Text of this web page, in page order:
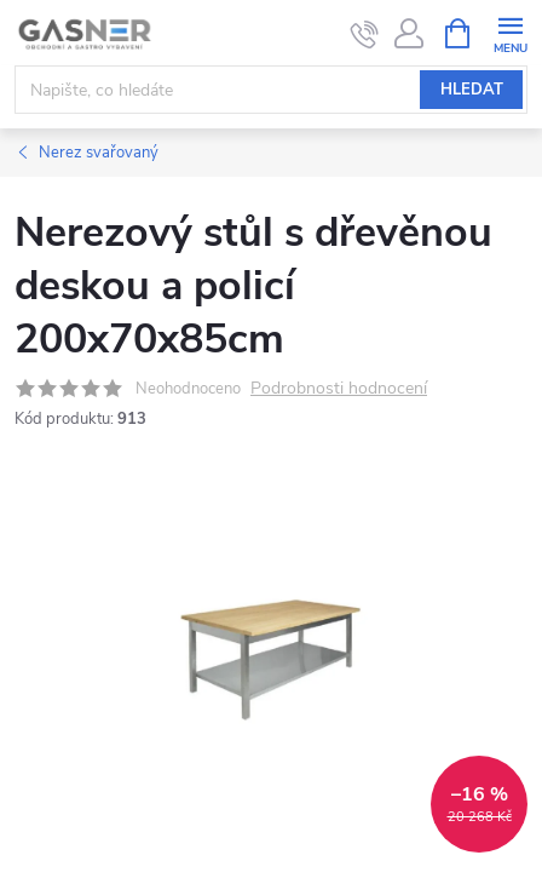
Přejít
obsah
HLEDAT
NÁKUPNÍ
KOŠÍK
Nerez svařovaný
Nerezový stůl s dřevěnou
deskou a policí
200x70x85cm
Neohodnoceno Podrobnosti hodnocení
Kód produktu: 913
20 268 Kč
–16 %